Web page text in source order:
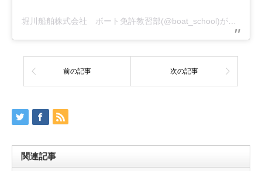
前の記事 次の記事
関連記事